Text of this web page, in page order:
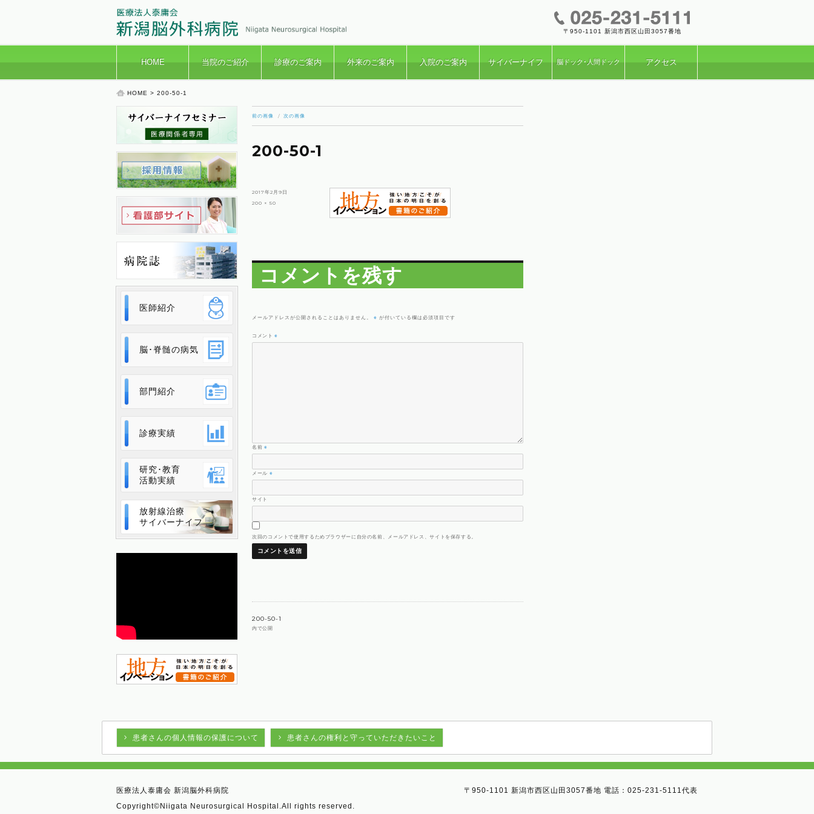
〒950-1101 新潟市西区山田3057番地
HOME 当院のご紹介 診療のご案内 外来のご案内 入院のご案内 サイバーナイフ 脳ドック･人間ドック アクセス
HOME > 200-50-1
前の画像 次の画像
200-50-1
投
2017年2月9日
フ
200 × 50
コメントを残す
メールアドレスが公開されることはありません。 ※ が付いている欄は必須項目です
コメント※
名前 ※
メール ※
サイト
次回のコメントで使用するためブラウザーに自分の名前、メールアドレス、サイトを保存する。
投
ビ
ゲ
ー
200-50-1
内で公開
医師紹介
脳･脊髄の病気
部門紹介
診療実績
研究･教育
活動実績
放射線治療
サイバーナイフ
患者さんの個人情報の保護について 患者さんの権利と守っていただきたいこと
医療法人泰庸会 新潟脳外科病院
〒950-1101 新潟市西区山田3057番地 電話：025-231-5111代表
Copyright©Niigata Neurosurgical Hospital.All rights reserved.